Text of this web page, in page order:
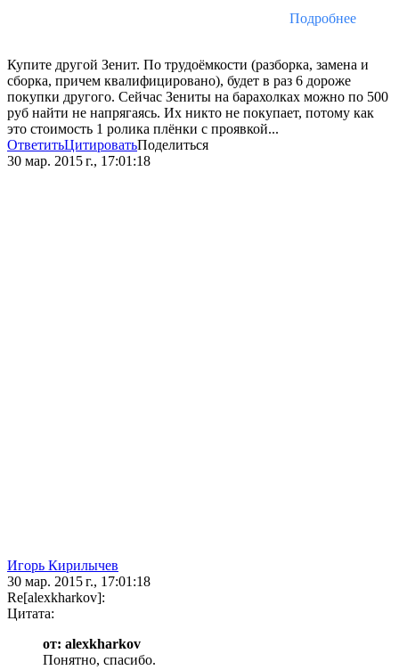
Подробнее
Купите другой Зенит. По трудоёмкости (разборка, замена и
сборка, причем квалифицировано), будет в раз 6 дороже
покупки другого. Сейчас Зениты на барахолках можно по 500
руб найти не напрягаясь. Их никто не покупает, потому как
это стоимость 1 ролика плёнки с проявкой...
ОтветитьЦитироватьПоделиться
30 мар. 2015 г., 17:01:18
Игорь Кирилычев
30 мар. 2015 г., 17:01:18
Re[alexkharkov]:
Цитата:
от: alexkharkov
Понятно, спасибо.